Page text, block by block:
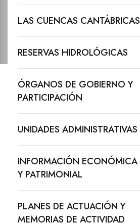
LAS CUENCAS CANTÁBRICAS
RESERVAS HIDROLÓGICAS
ÓRGANOS DE GOBIERNO Y
PARTICIPACIÓN
UNIDADES ADMINISTRATIVAS
INFORMACIÓN ECONÓMICA
Y PATRIMONIAL
PLANES DE ACTUACIÓN Y
MEMORIAS DE ACTIVIDAD